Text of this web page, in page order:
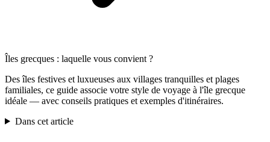
Îles grecques : laquelle vous convient ?
Des îles festives et luxueuses aux villages tranquilles et plages
familiales, ce guide associe votre style de voyage à l'île grecque
idéale — avec conseils pratiques et exemples d'itinéraires.
Dans cet article